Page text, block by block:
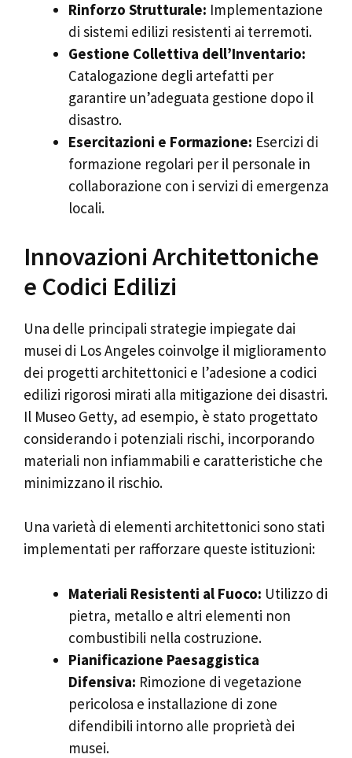
Rinforzo Strutturale: Implementazione
di sistemi edilizi resistenti ai terremoti.
Gestione Collettiva dell’Inventario:
Catalogazione degli artefatti per
garantire un’adeguata gestione dopo il
disastro.
Esercitazioni e Formazione: Esercizi di
formazione regolari per il personale in
collaborazione con i servizi di emergenza
locali.
Innovazioni Architettoniche
e Codici Edilizi
Una delle principali strategie impiegate dai
musei di Los Angeles coinvolge il miglioramento
dei progetti architettonici e l’adesione a codici
edilizi rigorosi mirati alla mitigazione dei disastri.
Il Museo Getty, ad esempio, è stato progettato
considerando i potenziali rischi, incorporando
materiali non infiammabili e caratteristiche che
minimizzano il rischio.
Una varietà di elementi architettonici sono stati
implementati per rafforzare queste istituzioni:
Materiali Resistenti al Fuoco: Utilizzo di
pietra, metallo e altri elementi non
combustibili nella costruzione.
Pianificazione Paesaggistica
Difensiva: Rimozione di vegetazione
pericolosa e installazione di zone
difendibili intorno alle proprietà dei
musei.